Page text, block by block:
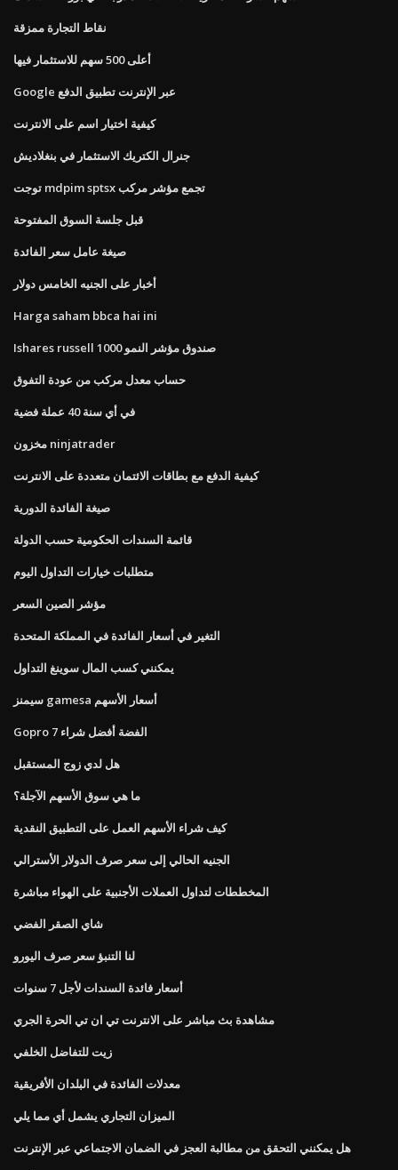
نقاط التجارة ممزقة
أعلى 500 سهم للاستثمار فيها
Google عبر الإنترنت تطبيق الدفع
كيفية اختيار اسم على الانترنت
جنرال الكتريك الاستثمار في بنغلاديش
توجت mdpim sptsx تجمع مؤشر مركب
قبل جلسة السوق المفتوحة
صيغة عامل سعر الفائدة
أخبار على الجنيه الخامس دولار
Harga saham bbca hai ini
Ishares russell 1000 صندوق مؤشر النمو
حساب معدل مركب من عودة التفوق
في أي سنة 40 عملة فضية
مخزون ninjatrader
كيفية الدفع مع بطاقات الائتمان متعددة على الانترنت
صيغة الفائدة الدورية
قائمة السندات الحكومية حسب الدولة
متطلبات خيارات التداول اليوم
مؤشر الصين السعر
التغير في أسعار الفائدة في المملكة المتحدة
يمكنني كسب المال سوينغ التداول
سيمنز gamesa أسعار الأسهم
Gopro 7 الفضة أفضل شراء
هل لدي زوج المستقبل
ما هي سوق الأسهم الآجلة؟
كيف شراء الأسهم العمل على التطبيق النقدية
الجنيه الحالي إلى سعر صرف الدولار الأسترالي
المخططات لتداول العملات الأجنبية على الهواء مباشرة
شاي الصقر الفضي
لنا التنبؤ سعر صرف اليورو
أسعار فائدة السندات لأجل 7 سنوات
مشاهدة بث مباشر على الانترنت تي ان تي الحرة الجري
زيت للتفاضل الخلفي
معدلات الفائدة في البلدان الأفريقية
الميزان التجاري يشمل أي مما يلي
هل يمكنني التحقق من مطالبة العجز في الضمان الاجتماعي عبر الإنترنت